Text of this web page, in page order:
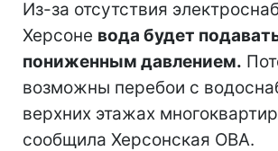
Из-за отсутствия
Херсоне вода будет
пониженным давлением.
возможны перебои с
верхних этажах
сообщила Херсонская ОВА.